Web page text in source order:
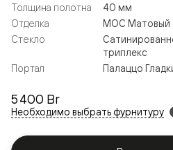
5 400 Br
Необходимо выбрать фурнитуру
Толщина полотна
40 мм
Отделка
МОС Матовый
Стекло
триплекс
Портал
Палаццо